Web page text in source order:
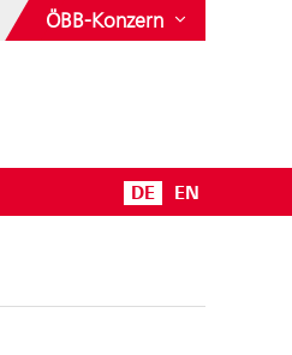
ÖBB-Konzern
DE EN